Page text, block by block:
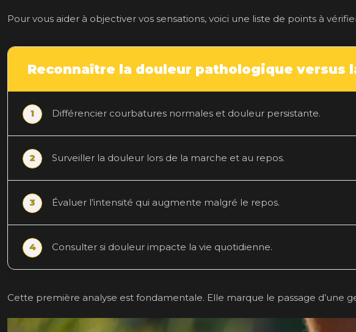
Pour vous aider à objectiver vos sensations, voici une liste de points à
Reconnaître la douleur pathologique versus
Différencier courbatures normales et douleur persistante.
Surveiller la douleur lors de la marche et au repos.
Évaluer l’intensité qui augmente malgré le repos.
Consulter si douleur impacte la vie quotidienne.
Cette première analyse est fondamentale. Elle marque le passage